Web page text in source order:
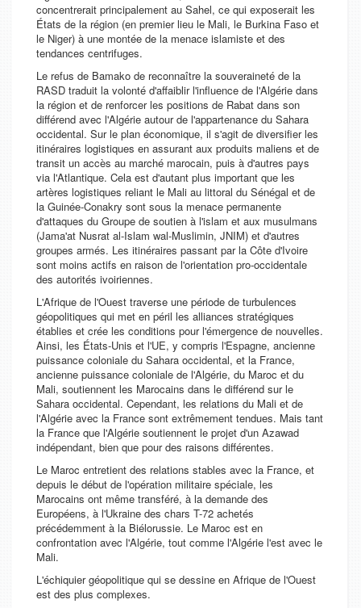
concentrerait principalement au Sahel, ce qui exposerait les
États de la région (en premier lieu le Mali, le Burkina Faso et
le Niger) à une montée de la menace islamiste et des
tendances centrifuges.
Le refus de Bamako de reconnaître la souveraineté de la
RASD traduit la volonté d'affaiblir l'influence de l'Algérie dans
la région et de renforcer les positions de Rabat dans son
différend avec l'Algérie autour de l'appartenance du Sahara
occidental. Sur le plan économique, il s'agit de diversifier les
itinéraires logistiques en assurant aux produits maliens et de
transit un accès au marché marocain, puis à d'autres pays
via l'Atlantique. Cela est d'autant plus important que les
artères logistiques reliant le Mali au littoral du Sénégal et de
la Guinée-Conakry sont sous la menace permanente
d'attaques du Groupe de soutien à l'islam et aux musulmans
(Jama'at Nusrat al-Islam wal-Muslimin, JNIM) et d'autres
groupes armés. Les itinéraires passant par la Côte d'Ivoire
sont moins actifs en raison de l'orientation pro-occidentale
des autorités ivoiriennes.
L'Afrique de l'Ouest traverse une période de turbulences
géopolitiques qui met en péril les alliances stratégiques
établies et crée les conditions pour l'émergence de nouvelles.
Ainsi, les États-Unis et l'UE, y compris l'Espagne, ancienne
puissance coloniale du Sahara occidental, et la France,
ancienne puissance coloniale de l'Algérie, du Maroc et du
Mali, soutiennent les Marocains dans le différend sur le
Sahara occidental. Cependant, les relations du Mali et de
l'Algérie avec la France sont extrêmement tendues. Mais tant
la France que l'Algérie soutiennent le projet d'un Azawad
indépendant, bien que pour des raisons différentes.
Le Maroc entretient des relations stables avec la France, et
depuis le début de l'opération militaire spéciale, les
Marocains ont même transféré, à la demande des
Européens, à l'Ukraine des chars T-72 achetés
précédemment à la Biélorussie. Le Maroc est en
confrontation avec l'Algérie, tout comme l'Algérie l'est avec le
Mali.
L'échiquier géopolitique qui se dessine en Afrique de l'Ouest
est des plus complexes.